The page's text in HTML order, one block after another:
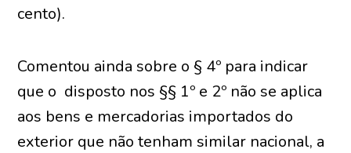
cento).
Comentou ainda sobre o § 4º para indicar
que o disposto nos §§ 1º e 2º não se aplica
aos bens e mercadorias importados do
exterior que não tenham similar nacional, a